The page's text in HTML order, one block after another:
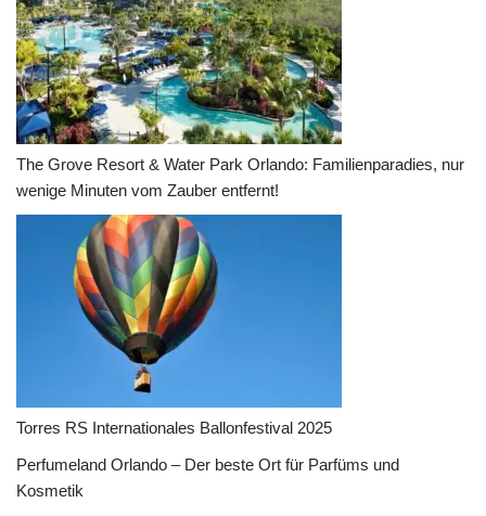
The Grove Resort & Water Park Orlando: Familienparadies, nur
wenige Minuten vom Zauber entfernt!
Torres RS Internationales Ballonfestival 2025
Perfumeland Orlando – Der beste Ort für Parfüms und
Kosmetik